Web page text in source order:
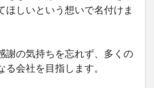
ほしいという想いで名付けま
謝の気持ちを忘れず、多くの
会社を目指します。